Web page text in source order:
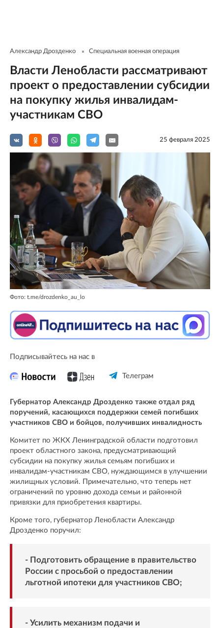
Александр Дрозденко Специальная военная операция
Власти Ленобласти рассматривают
проект о предоставлении субсидии
на покупку жилья инвалидам-
участникам СВО
25 февраля 2025
Фото: t.me/drozdenko_au_lo
Подписывайтесь на нас в
Телеграм
Губернатор Александр Дрозденко также отдал ряд
поручений, касающихся поддержки семей погибших
участников СВО и бойцов, получивших инвалидность
Комитет по ЖКХ Ленинградской области подготовил
проект областного закона, предусматривающий
субсидии на покупку жилья семьям погибших и
инвалидам-участникам СВО, нуждающимся в улучшении
жилищных условий. Примечательно, что теперь нет
ограничений по уровню дохода семьи и районной
привязки для приобретения квартиры.
Кроме того, губернатор Ленобласти Александр
Дрозденко поручил:
- Подготовить обращение в правительство
России с просьбой о предоставлении
льготной ипотеки для участников СВО;
- Усилить механизм подачи и